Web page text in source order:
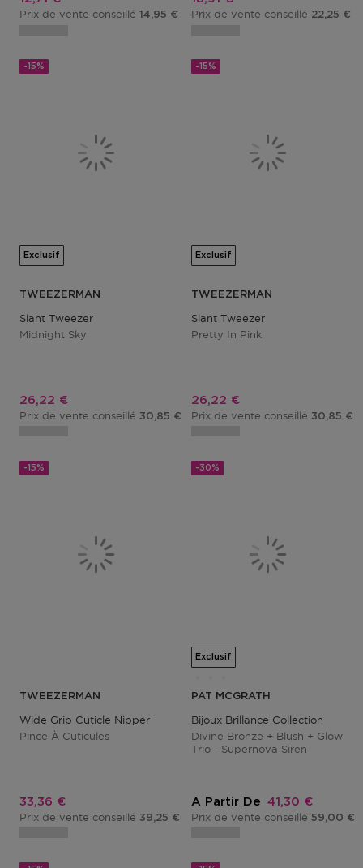
Prix de vente conseillé 14,95 € Prix de vente conseillé 22,25 €
-15%
Exclusif
TWEEZERMAN
Slant Tweezer
Midnight Sky
Prix promotionnel
26,22 €
Prix de vente conseillé 30,85 €
-15%
Exclusif
TWEEZERMAN
Slant Tweezer
Pretty In Pink
Prix promotionnel
26,22 €
Prix de vente conseillé 30,85 €
-15%
TWEEZERMAN
Wide Grip Cuticle Nipper
Pince À Cuticules
Prix promotionnel
33,36 €
Prix de vente conseillé 39,25 €
-30%
Exclusif
PAT MCGRATH
Bijoux Brillance Collection
Divine Bronze + Blush + Glow
Trio - Supernova Siren
A Partir De Prix
41,30 €
Prix de vente conseillé 59,00 €